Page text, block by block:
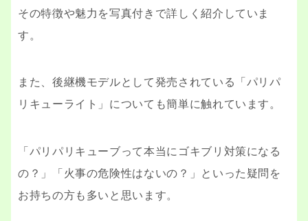
その特徴や魅力を写真付きで詳しく紹介していま
す。
また、後継機モデルとして発売されている「パリパ
リキューライト」についても簡単に触れています。
「パリパリキューブって本当にゴキブリ対策になる
の？」「火事の危険性はないの？」といった疑問を
お持ちの方も多いと思います。